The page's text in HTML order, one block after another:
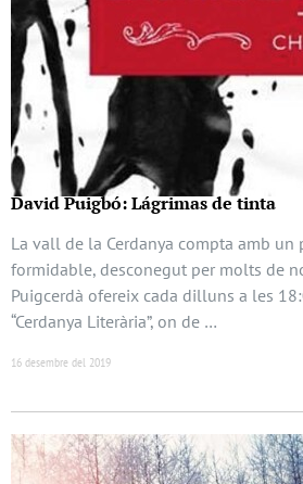
David Puigbó: Lágrimas de tinta
La vall de la Cerdanya compta amb
formidable, desconegut per molts de
Puigcerdà ofereix cada dilluns a les
“Cerdanya Literària”, on de …
16 desembre del 2019